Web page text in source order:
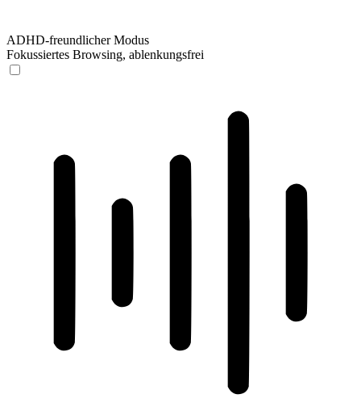
ADHD-freundlicher Modus
Fokussiertes Browsing, ablenkungsfrei